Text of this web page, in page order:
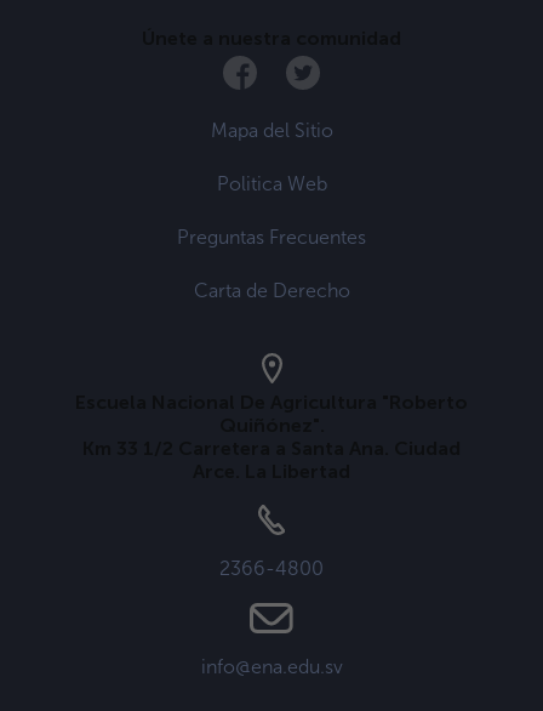
Mapa del Sitio
Politica Web
Preguntas Frecuentes
Carta de Derecho
2366-4800
info@ena.edu.sv